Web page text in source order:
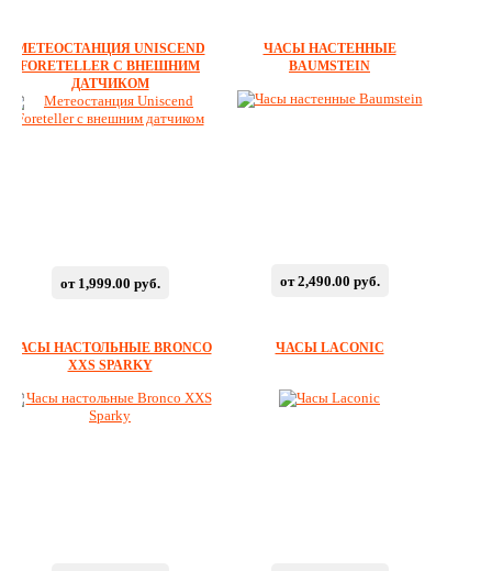
МЕТЕОСТАНЦИЯ UNISCEND
FORETELLER С ВНЕШНИМ
ДАТЧИКОМ
от 1,999.00 руб.
ЧАСЫ НАСТЕННЫЕ
BAUMSTEIN
от 2,490.00 руб.
ЧАСЫ НАСТОЛЬНЫЕ BRONCO
XXS SPARKY
ЧАСЫ LACONIC